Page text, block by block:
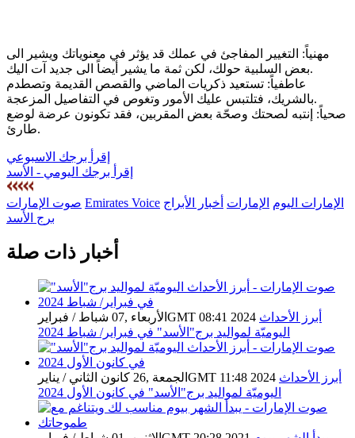
مهنياً: التغيير المفاجئ في عملك قد يؤثر في معنوياتك ويشير الى
بعض السلبية حولك، لكن ثمة ما يشير أيضاً الى جديد آت اليك.
عاطفياً: تستعيد ذكريات الماضي والقصص القديمة وتصطدم
بالشريك، فتلتبس عليك الأمور وتغوص في التفاصيل المزعجة.
صحياً: إنتبه لصحتك وصحّة بعض المقربين، فقد تكونون عرضة لوضع
طارئ.
إقرأ برجك الاسبوعي
إقرأ برجك اليومي - الأسد
صوت الإمارات Emirates Voice الإمارات اليوم الإمارات أخبار الأبراج
برج الأسد
أخبار ذات صلة
الأربعاء ,07 شباط / فبرايرGMT 08:41 2024 أبرز الأحداث
اليوميّة لمواليد برج"الأسد" في فبراير/ شباط 2024
الجمعة ,26 كانون الثاني / ينايرGMT 11:48 2024 أبرز الأحداث
اليوميّة لمواليد برج"الأسد" في كانون الأول 2024